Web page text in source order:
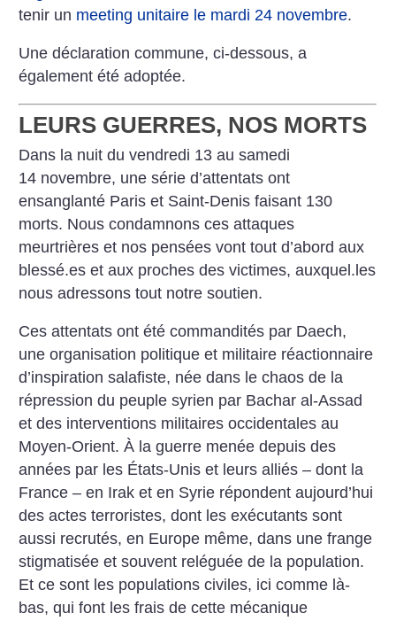
tenir un meeting unitaire le mardi 24 novembre.
Une déclaration commune, ci-dessous, a
également été adoptée.
LEURS GUERRES, NOS MORTS
Dans la nuit du vendredi 13 au samedi
14 novembre, une série d’attentats ont
ensanglanté Paris et Saint-Denis faisant 130
morts. Nous condamnons ces attaques
meurtrières et nos pensées vont tout d’abord aux
blessé.es et aux proches des victimes, auxquel.les
nous adressons tout notre soutien.
Ces attentats ont été commandités par Daech,
une organisation politique et militaire réactionnaire
d’inspiration salafiste, née dans le chaos de la
répression du peuple syrien par Bachar al-Assad
et des interventions militaires occidentales au
Moyen-Orient. À la guerre menée depuis des
années par les États-Unis et leurs alliés – dont la
France – en Irak et en Syrie répondent aujourd’hui
des actes terroristes, dont les exécutants sont
aussi recrutés, en Europe même, dans une frange
stigmatisée et souvent reléguée de la population.
Et ce sont les populations civiles, ici comme là-
bas, qui font les frais de cette mécanique